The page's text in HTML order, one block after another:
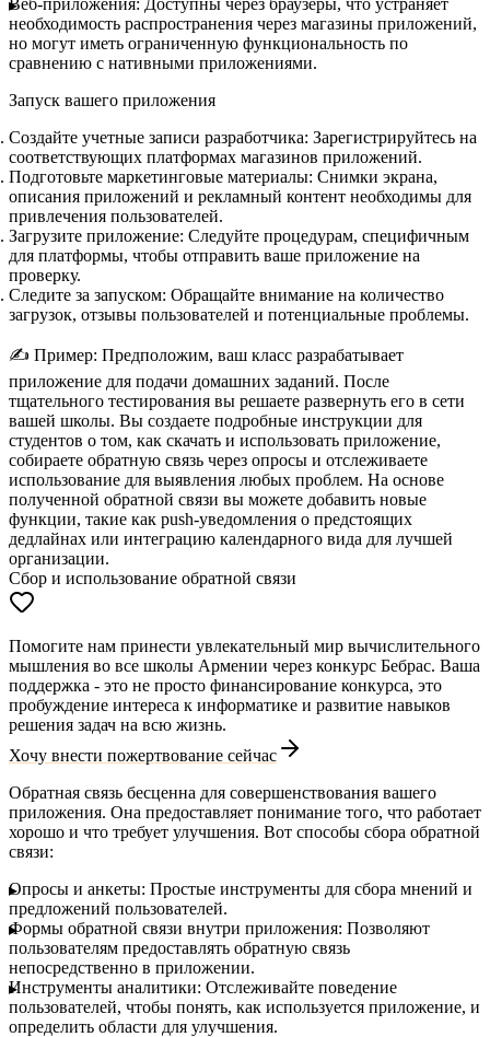
необходимость распространения через магазины приложений,
но могут иметь ограниченную функциональность по
сравнению с нативными приложениями.
Запуск вашего приложения
Создайте учетные записи разработчика: Зарегистрируйтесь на
соответствующих платформах магазинов приложений.
Подготовьте маркетинговые материалы: Снимки экрана,
описания приложений и рекламный контент необходимы для
привлечения пользователей.
Загрузите приложение: Следуйте процедурам, специфичным
для платформы, чтобы отправить ваше приложение на
проверку.
Следите за запуском: Обращайте внимание на количество
загрузок, отзывы пользователей и потенциальные проблемы.
✍️ Пример: Предположим, ваш класс разрабатывает
приложение для подачи домашних заданий. После
тщательного тестирования вы решаете развернуть его в сети
вашей школы. Вы создаете подробные инструкции для
студентов о том, как скачать и использовать приложение,
собираете обратную связь через опросы и отслеживаете
использование для выявления любых проблем. На основе
полученной обратной связи вы можете добавить новые
функции, такие как push-уведомления о предстоящих
дедлайнах или интеграцию календарного вида для лучшей
организации.
Сбор и использование обратной связи
Помогите нам принести увлекательный мир вычислительного
мышления во все школы Армении через конкурс Бебрас. Ваша
поддержка - это не просто финансирование конкурса, это
пробуждение интереса к информатике и развитие навыков
решения задач на всю жизнь.
Хочу внести пожертвование сейчас
Обратная связь бесценна для совершенствования вашего
приложения. Она предоставляет понимание того, что работает
хорошо и что требует улучшения. Вот способы сбора обратной
связи:
Опросы и анкеты: Простые инструменты для сбора мнений и
предложений пользователей.
Формы обратной связи внутри приложения: Позволяют
пользователям предоставлять обратную связь
непосредственно в приложении.
Инструменты аналитики: Отслеживайте поведение
пользователей, чтобы понять, как используется приложение, и
определить области для улучшения.